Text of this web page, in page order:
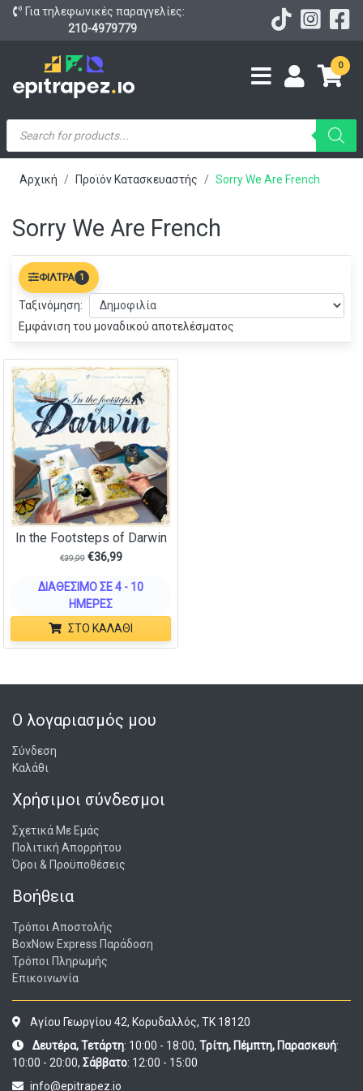
Για τηλεφωνικές παραγγελίες:
210-4979779
0
Products
search
Αρχική Προϊόν Κατασκευαστής Sorry We Are French
Sorry We Are French
Εμφάνιση του μοναδικού αποτελέσματος
ΦΊΛΤΡΑ 1
Ταξινόμηση:
In the Footsteps of Darwin
€39,99 €36,99
ΔΙΑΘΈΣΙΜΟ ΣΕ 4 - 10
ΗΜΈΡΕΣ
ΣΤΟ ΚΑΛΆΘΙ
Ο λογαριασμός μου
Σύνδεση
Καλάθι
Χρήσιμοι σύνδεσμοι
Σχετικά Με Εμάς
Πολιτική Απορρήτου
Όροι & Προϋποθέσεις
Βοήθεια
Τρόποι Αποστολής
BoxNow Express Παράδοση
Τρόποι Πληρωμής
Επικοινωνία
Αγίου Γεωργίου 42, Κορυδαλλός, ΤΚ 18120
Δευτέρα, Τετάρτη: 10:00 - 18:00, Τρίτη, Πέμπτη, Παρασκευή:
10:00 - 20:00, Σάββατο: 12:00 - 15:00
info@epitrapez.io